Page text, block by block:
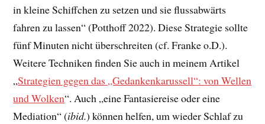
in kleine Schiffchen zu setzen und sie flussabwärts
fahren zu lassen“ (Potthoff 2022). Diese Strategie sollte
fünf Minuten nicht überschreiten (cf. Franke o.D.).
Weitere Techniken finden Sie auch in meinem Artikel
„Strategien gegen das „Gedankenkarussell“: von Wellen
und Wolken“. Auch „eine Fantasiereise oder eine
Mediation“ (ibid.) können helfen, um wieder Schlaf zu